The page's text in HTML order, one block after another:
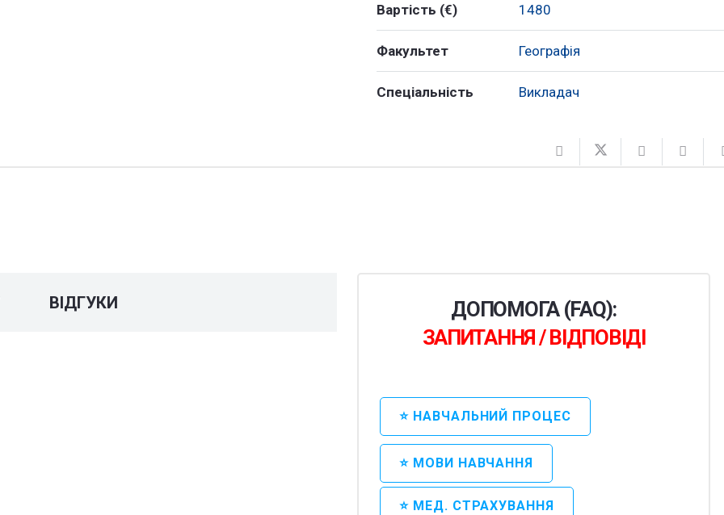
Вартість (€) 1480
Факультет Географія
Спеціальність Викладач
ВІДГУКИ
ДОПОМОГА (FAQ):
ЗАПИТАННЯ / ВІДПОВІДІ
⭐ НАВЧАЛЬНИЙ ПРОЦЕС
⭐ МОВИ НАВЧАННЯ
⭐ МЕД. СТРАХУВАННЯ